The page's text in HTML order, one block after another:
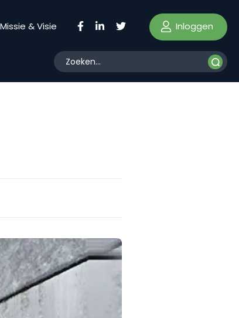
Missie & Visie Inloggen